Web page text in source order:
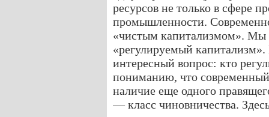
ресурсов не только в сфере
промышленности.
«чистым капитализмом». Мы
«регулируемый
интересный вопрос: кто
пониманию, что современный
наличие еще одного
— класс чиновничества.